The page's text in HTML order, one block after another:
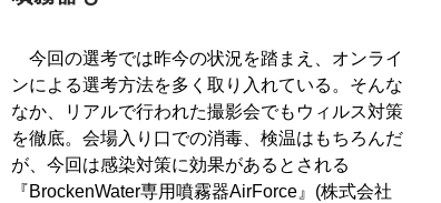
今回の選考では昨今の状況を踏まえ、オンライ
ンによる選考方法を多く取り入れている。そんな
なか、リアルで行われた撮影会でもウィルス対策
を徹底。会場入り口での消毒、検温はもちろんだ
が、今回は感染対策に効果があるとされる
『BrockenWater専用噴霧器AirForce』(株式会社